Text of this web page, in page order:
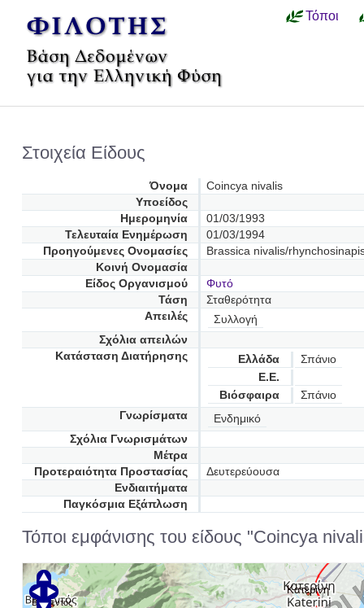
Τόποι
Στοιχεία Είδους
Όνομα
Coincya nivalis
Υποείδος
Ημερομηνία
01/03/1993
Τελευταία Ενημέρωση
01/03/1994
Προηγούμενες Oνομασίες
Brassica nivalis/
Κοινή Ονομασία
Είδος Οργανισμού
Φυτό
Τάση
Σταθερότητα
Απειλές
Συλλογή
Σχόλια απειλών
Κατάσταση Διατήρησης
Ελλάδα
Σπάνιο
Ε.Ε.
Βιόσφαιρα
Σπάνιο
Γνωρίσματα
Ενδημικό
Σχόλια Γνωρισμάτων
Μέτρα
Προτεραιότητα Προστασίας
Δευτερεύουσα
Ενδιαιτήματα
Παγκόσμια Εξάπλωση
Τόποι εμφάνισης του είδους "Coincya
Κατερίνη
Βελβεντός